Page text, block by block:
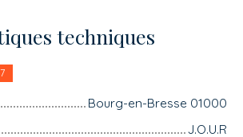
techniques
Bourg-en-Bresse 01000
J.O.U.R